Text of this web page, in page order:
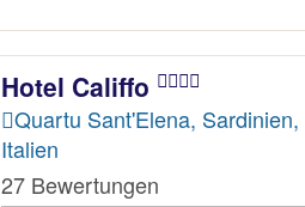
Hotel Califfo
Quartu Sant'Elena, Sardinien,
Italien
27 Bewertungen